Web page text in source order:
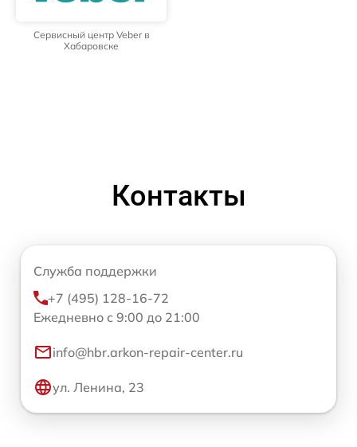
Сервисный центр Veber в
Хабаровске
Контакты
Служба поддержки
+7 (495) 128-16-72
Ежедневно с 9:00 до 21:00
info@hbr.arkon-repair-center.ru
ул. Ленина, 23